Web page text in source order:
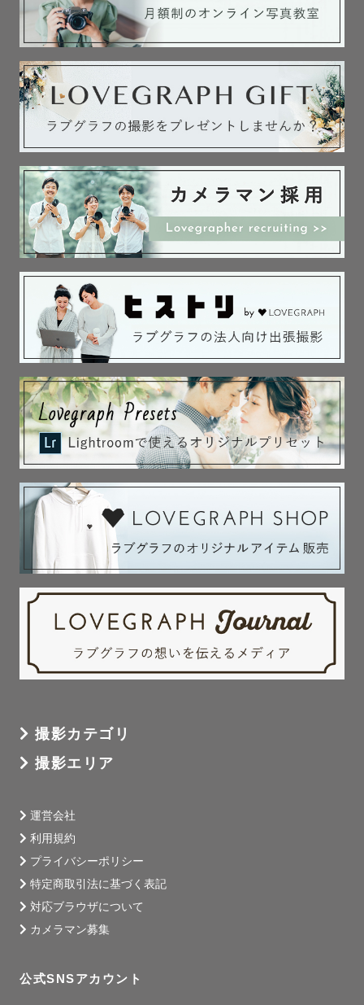
撮影カテゴリ
撮影エリア
運営会社
利用規約
プライバシーポリシー
特定商取引法に基づく表記
対応ブラウザについて
カメラマン募集
公式SNSアカウント